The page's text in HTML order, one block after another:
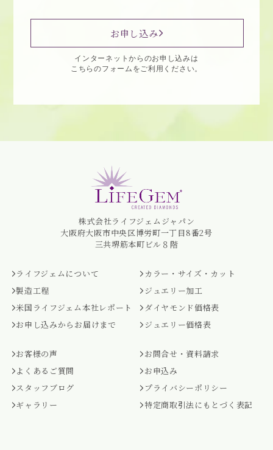
お申し込み
インターネットからのお申し込みは
こちらのフォームをご利用ください。
株式会社ライフジェムジャパン
大阪府大阪市中央区博労町一丁目8番2号
三共堺筋本町ビル８階
ライフジェムについて
製造工程
米国ライフジェム本社レポート
お申し込みからお届けまで
カラー・サイズ・カット
ジュエリー加工
ダイヤモンド価格表
ジュエリー価格表
お客様の声
よくあるご質問
スタッフブログ
ギャラリー
お問合せ・資料請求
お申込み
プライバシーポリシー
特定商取引法にもとづく表記